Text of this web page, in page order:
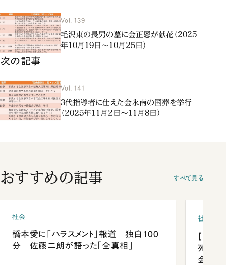
Vol. 139
毛沢東の長男の墓に金正恩が献花（2025
年10月19日～10月25日）
次の記事
Vol. 141
3代指導者に仕えた金永南の国葬を挙行
（2025年11月2日～11月8日）
おすすめの記事 すべて見る
社会
橋本愛に「ハラスメント」報道 独白100
分 佐藤二朗が語った「全真相」
社会
【熊本
死を分
金」